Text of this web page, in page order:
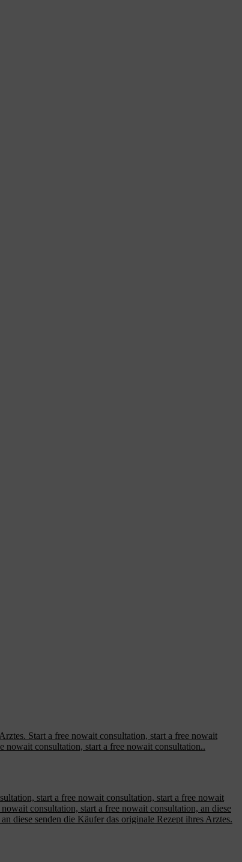
Start a free nowait consultation, start a free nowait
nowait consultation, start a free nowait consultation..
start a free nowait consultation, start a free nowait
consultation, start a free nowait consultation, an diese
diese senden die Käufer das originale Rezept ihres Arztes.